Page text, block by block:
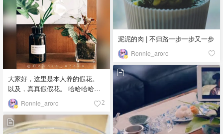
泥泥的肉 | 不归路一步一步又一步
Ronnie_aroro
大家好，这里是本人养的假花。
以及，真真假假花。 哈哈哈哈哈
哈「该晒货来自@Ronnie_aroro-
北美省钱快报，版权归原作者所
有」
Ronnie_aroro 2